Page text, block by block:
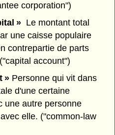
corporation")
» Le montant total
une caisse populaire
contrepartie de parts
account")
» Personne qui vit dans
d'une certaine
une autre personne
elle. ("common-law